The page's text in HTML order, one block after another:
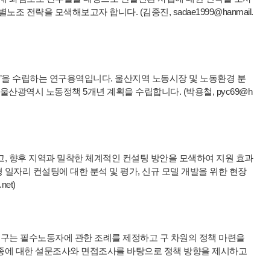
조 전략을 모색해보고자 합니다. (김종진, sadae1999@hanmail.
수립하는 연구용역입니다. 울산지역 노동시장 및 노동환경 분
산광역시 노동정책 5개년 계획을 수립합니다. (박용철, pyc69@h
향후 지역과 밀착한 체계적인 컨설팅 방안을 모색하여 지원 효과
자리 컨설팅에 대한 분석 및 평가, 신규 모델 개발을 위한 현장
는 필수노동자에 관한 조례를 제정하고 구 차원의 정책 마련을
대한 설문조사와 면접조사를 바탕으로 정책 방향을 제시하고